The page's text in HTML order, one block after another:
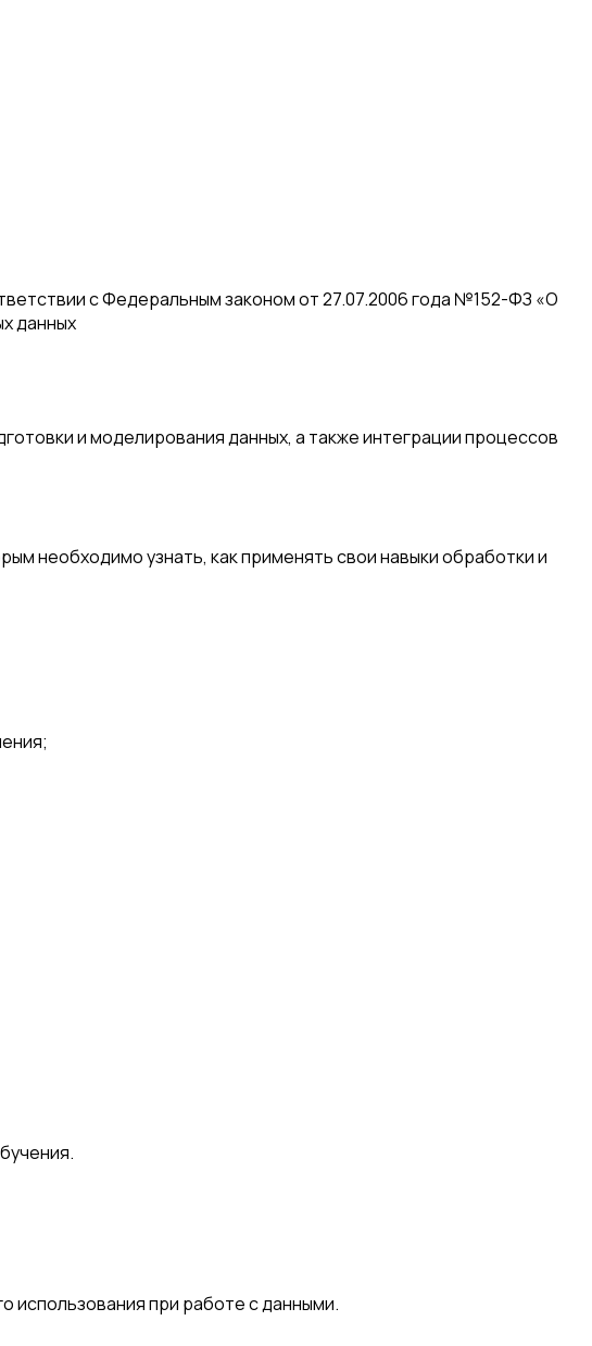
с Федеральным законом от 27.07.2006 года №152-ФЗ «О
данных
и моделирования данных, а также интеграции процессов
необходимо узнать, как применять свои навыки обработки и
использования при работе с данными.